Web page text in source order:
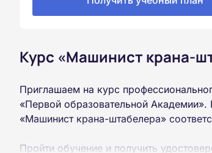
Курс «Машинист крана-
Приглашаем на курс
«Первой образовательной
«Машинист крана-штабелера»
Пройти обучение и получить